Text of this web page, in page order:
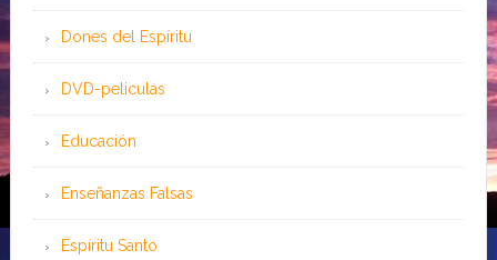
Dones del Espíritu
DVD-peliculas
Educación
Enseñanzas Falsas
Espíritu Santo